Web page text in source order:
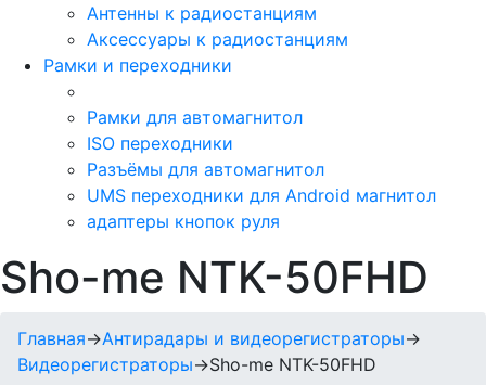
Антенны к радиостанциям
Аксессуары к радиостанциям
Рамки и переходники
Рамки для автомагнитол
ISO переходники
Разъёмы для автомагнитол
UMS переходники для Android магнитол
адаптеры кнопок руля
Sho-me NTK-50FHD
Главная→Антирадары и видеорегистраторы→
Видеорегистраторы→Sho-me NTK-50FHD